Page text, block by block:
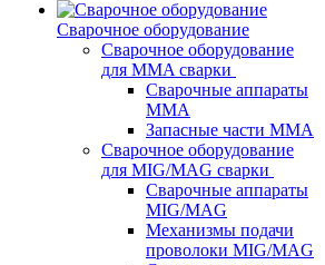
Сварочное оборудование
Сварочное оборудование
для MMA сварки
Сварочные аппараты
MMA
Запасные части MMA
Сварочное оборудование
для MIG/MAG сварки
Сварочные аппараты
MIG/MAG
Механизмы подачи
проволоки MIG/MAG